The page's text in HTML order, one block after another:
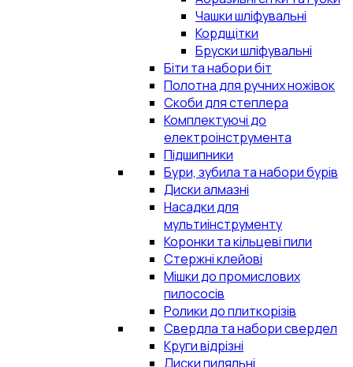
Чашки шліфувальні
Кордщітки
Бруски шліфувальні
Біти та набори біт
Полотна для ручних ножівок
Скоби для степлера
Комплектуючі до
електроінструмента
Підшипники
Бури, зубила та набори бурів
Диски алмазні
Насадки для
мультиінструменту
Коронки та кільцеві пили
Стержні клейові
Мішки до промислових
пилососів
Ролики до плиткорізів
Свердла та набори свердел
Круги відрізні
Диски пиляльні